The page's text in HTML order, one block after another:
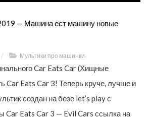
— Машина ест машину новые
/ Мультики про машинки
Car Eats Car (Хищные
Car Eats Car 3! Теперь круче, лучше и
создан на безе let’s play с
Car Eats Car 3 — Evil Cars ссылка на